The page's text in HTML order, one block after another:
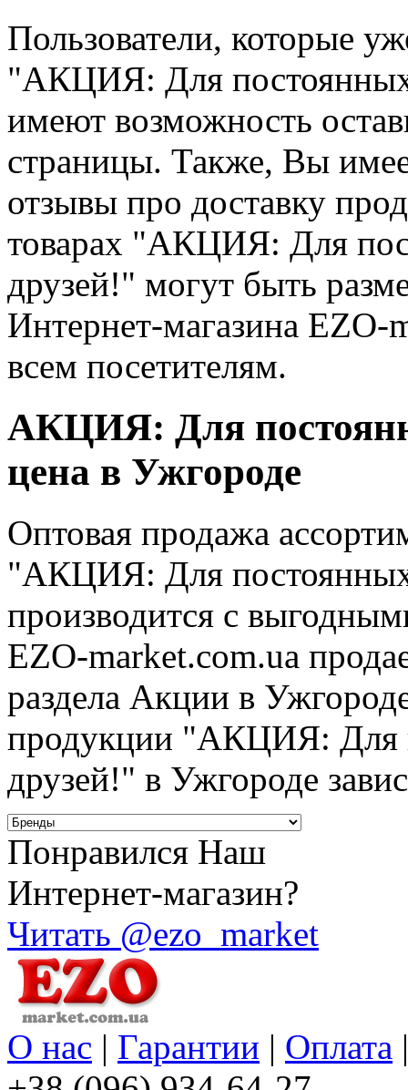
Пользователи, которые
"АКЦИЯ: Для постоянных
имеют возможность
страницы. Также, Вы
отзывы про доставку
товарах "АКЦИЯ: Для
друзей!" могут быть
Интернет-магазина EZO-
всем посетителям.
АКЦИЯ: Для
цена в Ужгороде
Оптовая продажа
"АКЦИЯ: Для постоянных
производится с
EZO-market.com.ua
раздела Акции в
продукции "АКЦИЯ: Для
друзей!" в Ужгороде
Понравился Наш
Интернет-магазин?
Читать @ezo_market
О нас | Гарантии | Оплата